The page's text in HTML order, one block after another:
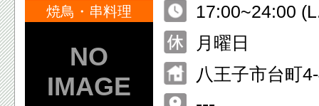
焼鳥・串料理
17:00~24:00
月曜日
八王子市台町